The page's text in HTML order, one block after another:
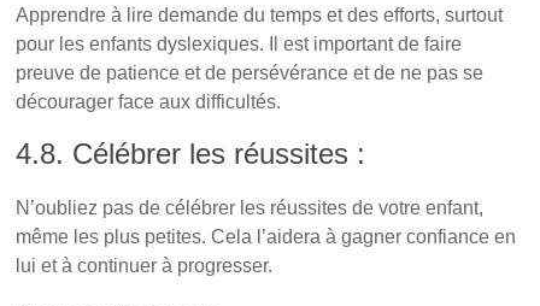
Apprendre à lire demande du temps et des efforts, surtout
pour les enfants dyslexiques. Il est important de faire
preuve de patience et de persévérance et de ne pas se
décourager face aux difficultés.
4.8. Célébrer les réussites :
N’oubliez pas de célébrer les réussites de votre enfant,
même les plus petites. Cela l’aidera à gagner confiance en
lui et à continuer à progresser.